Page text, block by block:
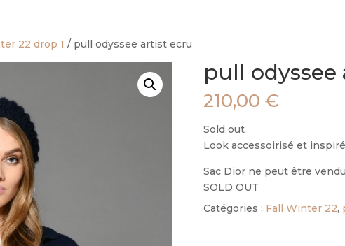
22 drop 1 / pull odyssee artist ecru
pull odyssee
210,00 €
Sold out
Look accessoirisé et
Sac Dior ne peut être
SOLD OUT
Catégories : Fall Winter 22,